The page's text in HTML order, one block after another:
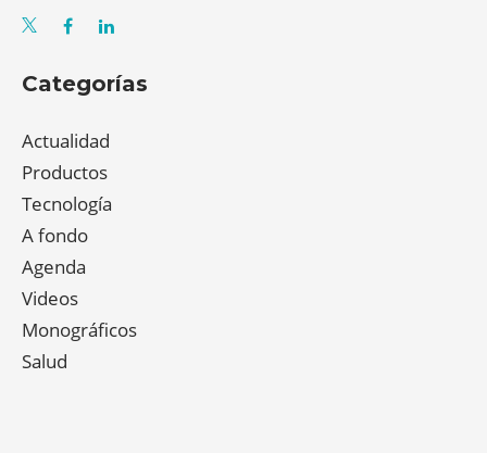
Categorías
Actualidad
Productos
Tecnología
A fondo
Agenda
Videos
Monográficos
Salud